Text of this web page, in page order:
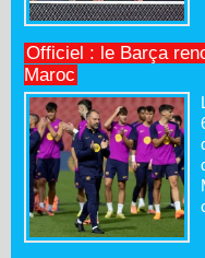
Officiel : le Barça
Maroc